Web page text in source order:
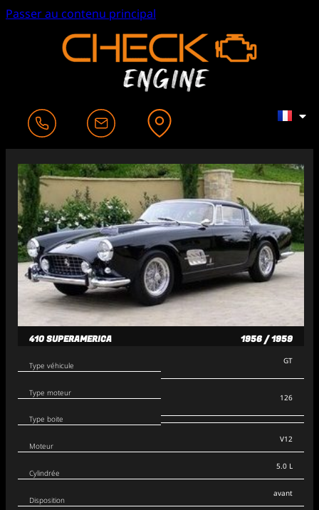
Passer au contenu principal
410 SUPERAMERICA 1956 / 1959
Type véhicule
Type moteur
Type boite
GT
126
Moteur
Cylindrée
Disposition
V12
5.0 L
avant